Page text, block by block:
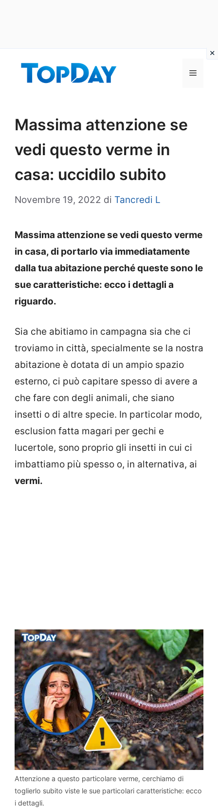
Menu
Massima attenzione se
vedi questo verme in
casa: uccidilo subito
Novembre 19, 2022 di Tancredi L
Massima attenzione se vedi questo verme
in casa, di portarlo via immediatamente
dalla tua abitazione perché queste sono le
sue caratteristiche: ecco i dettagli a
riguardo.
Sia che abitiamo in campagna sia che ci
troviamo in città, specialmente se la nostra
abitazione è dotata di un ampio spazio
esterno, ci può capitare spesso di avere a
che fare con degli animali, che siano
insetti o di altre specie. In particolar modo,
esclusion fatta magari per gechi e
lucertole, sono proprio gli insetti in cui ci
imbattiamo più spesso o, in alternativa, ai
vermi.
Attenzione a questo particolare verme, cerchiamo di
toglierlo subito viste le sue particolari caratteristiche: ecco
i dettagli.